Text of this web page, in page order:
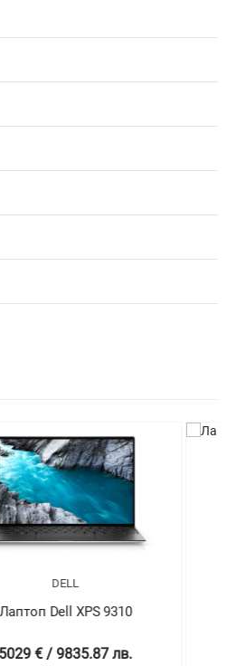
Лаптоп Dell XPS 9310
4698.99 € / 9190.43 лв.